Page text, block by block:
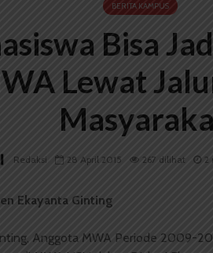
BERITA KAMPUS
Bisa
Lewat
Redaksi 28 April 2015 267 dilihat 2
Ekayanta Ginting